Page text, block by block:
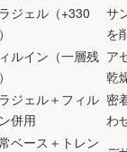
ジェル（+330
サ
を
ルイン（一層残 ア
乾
ジェル＋フィル
併用
密
わ
ベース＋トレン